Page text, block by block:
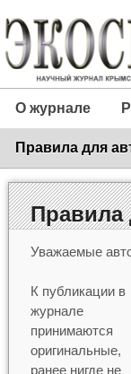
О журнале
Правила для
Правила
Уважаемые
К публикации в
журнале
принимаются
оригинальные,
ранее нигде не